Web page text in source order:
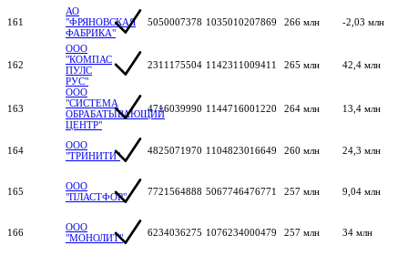
161
АО
"ФРЯНОВСКАЯ
ФАБРИКА"
5050007378 1035010207869 266 млн -2,03 млн
162
ООО
"КОМПАС
ПУЛС
РУС"
2311175504 1142311009411 265 млн 42,4 млн
163
ООО
"СИСТЕМА
ОБРАБАТЫВАЮЩИЙ
ЦЕНТР"
4716039990 1144716001220 264 млн 13,4 млн
164
ООО
"ТРИНИТИ"
4825071970 1104823016649 260 млн 24,3 млн
165
ООО
"ПЛАСТФОР"
7721564888 5067746476771 257 млн 9,04 млн
166
ООО
"МОНОЛИТ"
6234036275 1076234000479 257 млн 34 млн